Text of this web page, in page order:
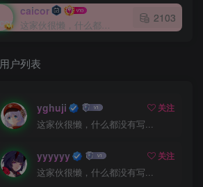
caicor
这家伙很懒，什么都没有写...
2103
用户列表
yghuji
关注
这家伙很懒，什么都没有写...
yyyyyy
关注
这家伙很懒，什么都没有写...